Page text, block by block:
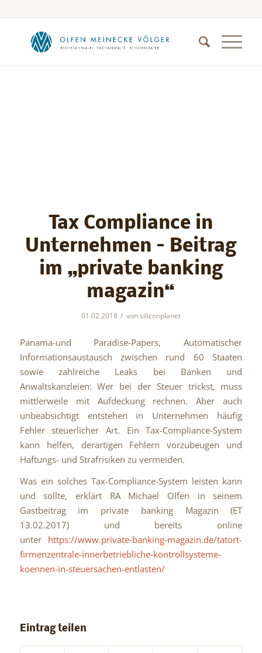
Tax Compliance in
Unternehmen – Beitrag
im „private banking
magazin“
01.02.2018 / vonsiliconplanet
Panama-und Paradise-Papers, Automatischer
Informationsaustausch zwischen rund 60 Staaten
sowie zahlreiche Leaks bei Banken und
Anwaltskanzleien: Wer bei der Steuer trickst, muss
mittlerweile mit Aufdeckung rechnen. Aber auch
unbeabsichtigt entstehen in Unternehmen häufig
Fehler steuerlicher Art. Ein Tax-Compliance-System
kann helfen, derartigen Fehlern vorzubeugen und
Haftungs- und Strafrisiken zu vermeiden.
Was ein solches Tax-Compliance-System leisten kann
und sollte, erklärt RA Michael Olfen in seinem
Gastbeitrag im private banking Magazin (ET
13.02.2017) und bereits online
unter https://www.private-banking-magazin.de/tatort-
firmenzentrale-innerbetriebliche-kontrollsysteme-
koennen-in-steuersachen-entlasten/
Eintrag teilen